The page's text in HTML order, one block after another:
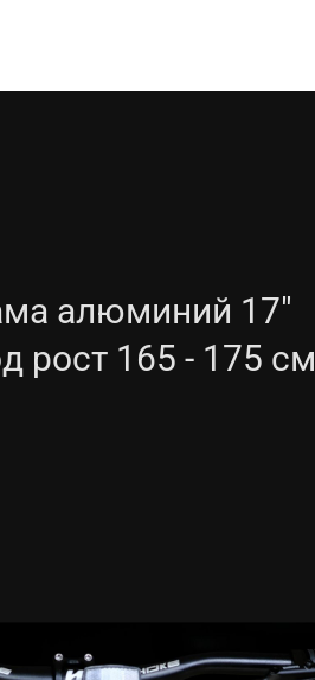
алюминий 17"
рост 165 - 175 см